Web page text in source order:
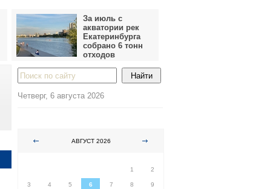
За июль с
акватории рек
Екатеринбурга
собрано 6 тонн
отходов
Четверг, 6 августа 2026
АВГУСТ 2026
1
2
3 4 5 6 7 8 9